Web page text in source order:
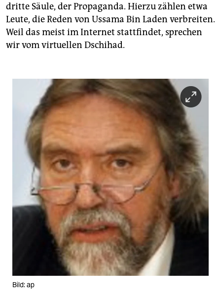
dritte Säule, der Propaganda. Hierzu zählen etwa
Leute, die Reden von Ussama Bin Laden verbreiten.
Weil das meist im Internet stattfindet, sprechen
wir vom virtuellen Dschihad.
Bild: ap